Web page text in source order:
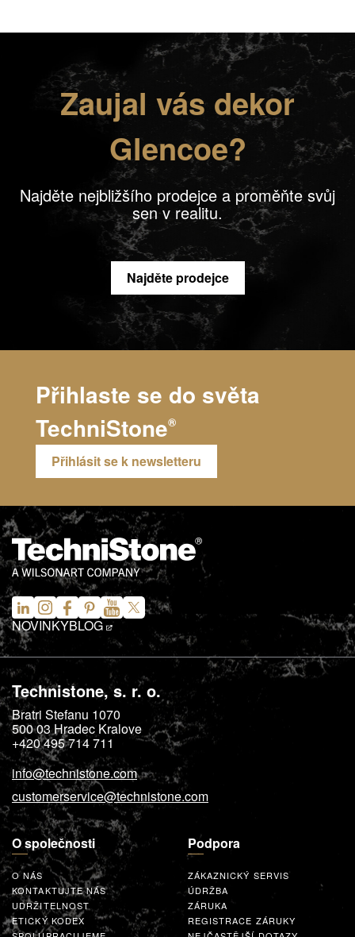
Zaujal vás dekor
Glencoe?
Najděte nejbližšího prodejce a proměňte svůj
sen v realitu.
Najděte prodejce
Přihlaste se do světa
TechniStone®
Přihlásit se k newsletteru
NOVINKYBLOG
Technistone, s. r. o.
Bratri Stefanu 1070
500 03Hradec Kralove
+420 495 714 711
info@technistone.com
customerservice@technistone.com
O společnosti
O NÁS
KONTAKTUJTE NÁS
UDRŽITELNOST
ETICKÝ KODEX
Podpora
ZÁKAZNICKÝ SERVIS
ÚDRŽBA
ZÁRUKA
REGISTRACE ZÁRUKY